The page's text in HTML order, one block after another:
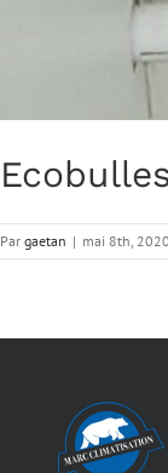
Par gaetan | mai 8th, 2020